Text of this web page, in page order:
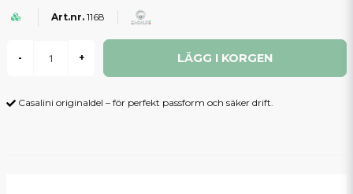
1168
- + LÄGG I KORGEN
Casalini originaldel – för perfekt passform och säker drift.